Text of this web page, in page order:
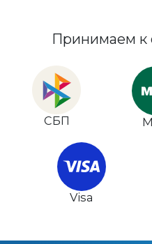
Принимаем к
СБП
Visa